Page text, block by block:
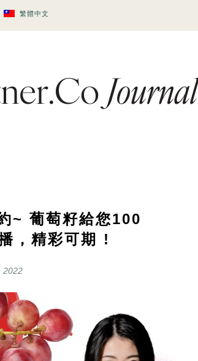
繁體中文
~ 葡萄籽給您100
，精彩可期 !
2022